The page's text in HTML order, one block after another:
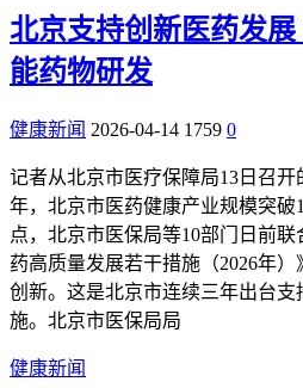
北京支持创新医药发
能药物研发
健康新闻 2026-04-14 1759 0
记者从北京市医疗保障局13日召开
年，北京市医药健康产业规模突破
点，北京市医保局等10部门日前
药高质量发展若干措施（2026年
创新。这是北京市连续三年出台
施。北京市医保局局
健康新闻